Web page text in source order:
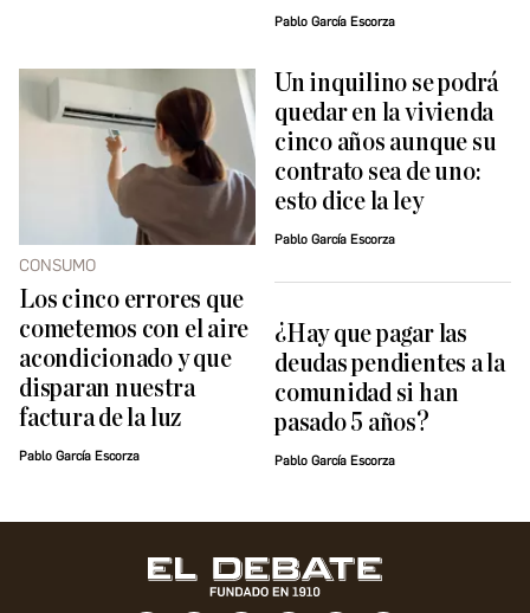
Pablo García Escorza
CONSUMO
Los cinco errores que
cometemos con el aire
acondicionado y que
disparan nuestra
factura de la luz
Pablo García Escorza
Un inquilino se podrá
quedar en la vivienda
cinco años aunque su
contrato sea de uno:
esto dice la ley
Pablo García Escorza
¿Hay que pagar las
deudas pendientes a la
comunidad si han
pasado 5 años?
Pablo García Escorza